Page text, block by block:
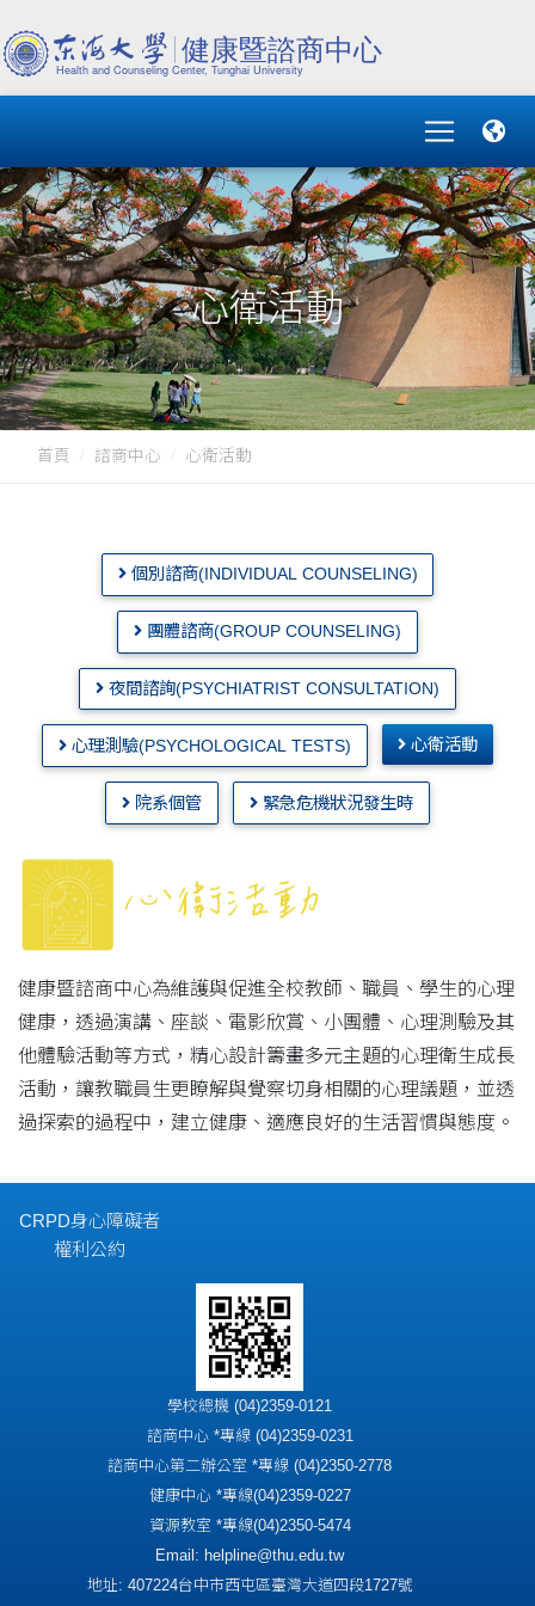
心衛活動
首頁 諮商中心 心衛活動
個別諮商(INDIVIDUAL COUNSELING)
團體諮商(GROUP COUNSELING)
夜間諮詢(PSYCHIATRIST CONSULTATION)
心理測驗(PSYCHOLOGICAL TESTS) 心衛活動
院系個管 緊急危機狀況發生時
健康暨諮商中心為維護與促進全校教師、職員、學生的心理
健康，透過演講、座談、電影欣賞、小團體、心理測驗及其
他體驗活動等方式，精心設計籌畫多元主題的心理衛生成長
活動，讓教職員生更瞭解與覺察切身相關的心理議題，並透
過探索的過程中，建立健康、適應良好的生活習慣與態度。
CRPD身心障礙者
權利公約
學校總機 (04)2359-0121
諮商中心 *專線 (04)2359-0231
諮商中心第二辦公室 *專線 (04)2350-2778
健康中心 *專線(04)2359-0227
資源教室 *專線(04)2350-5474
Email: helpline@thu.edu.tw
地址: 407224台中市西屯區臺灣大道四段1727號